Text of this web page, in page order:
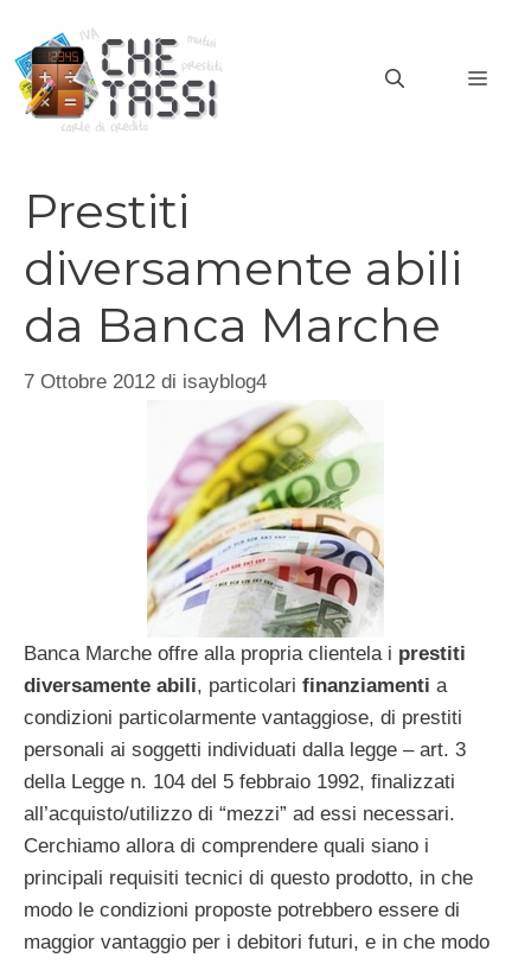
contenuto
Prestiti
diversamente abili
da Banca Marche
7 Ottobre 2012 di isayblog4
Banca Marche offre alla propria clientela i prestiti
diversamente abili, particolari finanziamenti a
condizioni particolarmente vantaggiose, di prestiti
personali ai soggetti individuati dalla legge – art. 3
della Legge n. 104 del 5 febbraio 1992, finalizzati
all’acquisto/utilizzo di “mezzi” ad essi necessari.
Cerchiamo allora di comprendere quali siano i
principali requisiti tecnici di questo prodotto, in che
modo le condizioni proposte potrebbero essere di
maggior vantaggio per i debitori futuri, e in che modo